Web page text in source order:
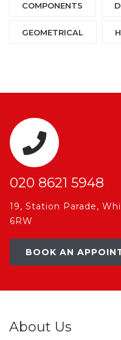
COMPONENTS‎
GEOMETRICAL
020 8621 5948
19, Station Parade,
6RW
BOOK AN
About Us